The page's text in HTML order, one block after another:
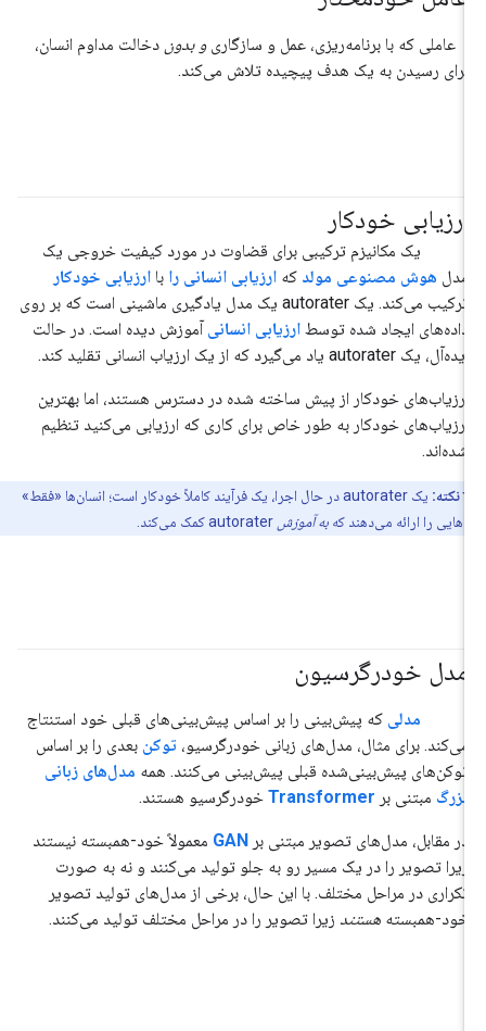
عاملی که با برنامه‌ریزی، عمل و سازگاری و بدوندخالت مداوم انسان،
برای رسیدن به یک هدف پیچیده تلاش می‌کند.
ارزیابی خودکار
#هوش_مصنوعی_تولیدی
یک مکانیزم ترکیبی برای قضاوت در مورد کیفیت خروجی یک
مدلهوش مصنوعی مولدکهارزیابی انسانی را با ارزیابی خودکار
ترکیب می‌کند. یک autorater یک مدل یادگیری ماشینی است که بر روی
داده‌های ایجاد شده توسطارزیابی انسانیآموزش دیده است. در حالت
ایده‌آل، یک autorater یاد می‌گیرد که از یک ارزیاب انسانی تقلید کند.
ارزیاب‌های خودکار از پیش ساخته شده در دسترس هستند، اما بهترین
ارزیاب‌های خودکار به طور خاص برای کاری که ارزیابی می‌کنید تنظیم
شده‌اند.
نکته:
یک autorater در حال اجرا، یک فرآیند کاملاً خودکار است؛ انسان‌ها «فقط»
را ارائه می‌دهند که به آموزشautorater کمک می‌کند.
مدل خودرگرسیون
#هوش_مصنوعی_تولیدی
مدلیکه پیش‌بینی را بر اساس پیش‌بینی‌های قبلی خود استنتاج
می‌کند. برای مثال، مدل‌های زبانی خودرگرسیو،توکنبعدی را بر اساس
توکن‌های پیش‌بینی‌شده قبلی پیش‌بینی می‌کنند. همهمدل‌های زبانی
بزرگمبتنی بر Transformerخودرگرسیو هستند.
در مقابل، مدل‌های تصویر مبتنی بر GANمعمولاً خود-همبسته نیستند
زیرا تصویر را در یک مسیر رو به جلو تولید می‌کنند و نه به صورت
تکراری در مراحل مختلف. با این حال، برخی از مدل‌های تولید تصویر
خود-همبستههستندزیرا تصویر را در مراحل مختلف تولید می‌کنند.